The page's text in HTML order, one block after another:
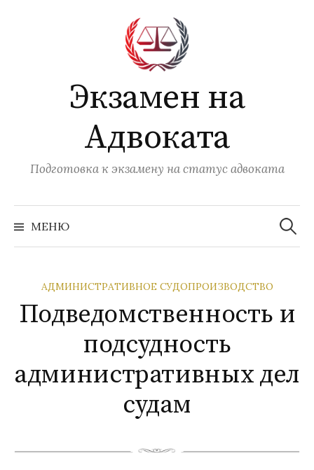
Экзамен на
Адвоката
Подготовка к экзамену на статус адвоката
МЕНЮ
Найти:
АДМИНИСТРАТИВНОЕ СУДОПРОИЗВОДСТВО
Подведомственность и
подсудность
административных дел
судам